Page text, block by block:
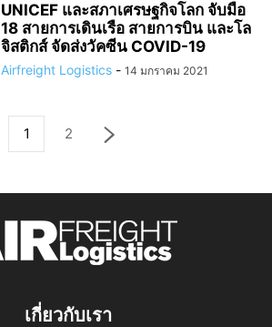
UNICEF และสภาเศรษฐกิจโลก จับมือ
18 สายการเดินเรือ สายการบิน และโล
จิสติกส์ จัดส่งวัคซีน COVID-19
Airfreight Logistics - 14 มกราคม 2021
1 2
เกี่ยวกับเรา